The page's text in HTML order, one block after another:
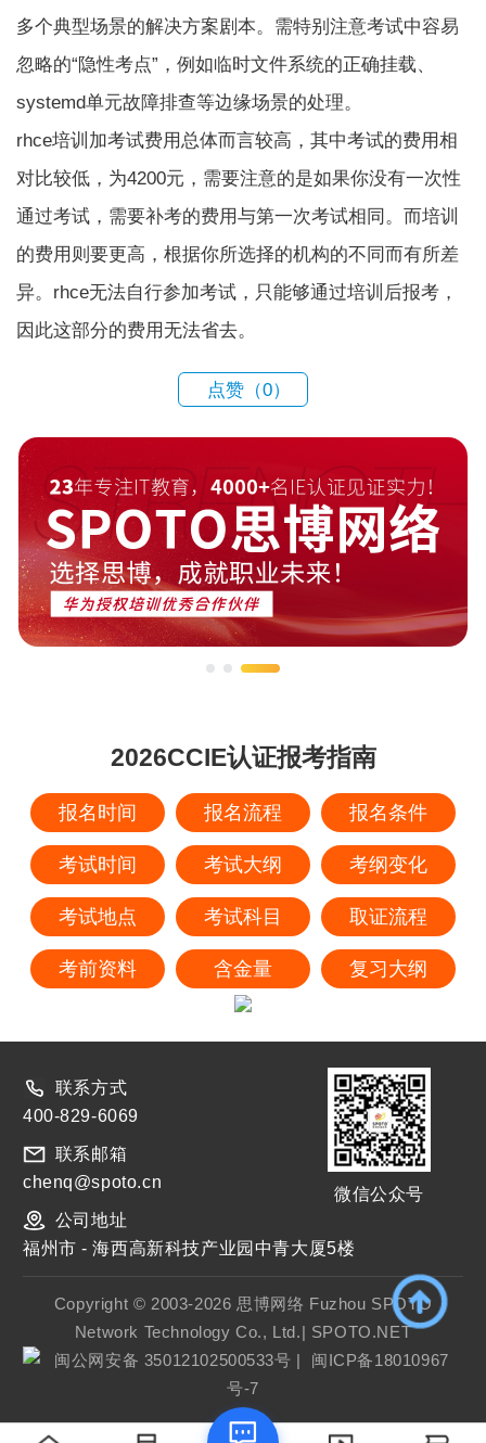
多个典型场景的解决方案剧本。需特别注意考试中容易
忽略的“隐性考点”，例如临时文件系统的正确挂载、
systemd单元故障排查等边缘场景的处理。
rhce培训加考试费用总体而言较高，其中考试的费用相
对比较低，为4200元，需要注意的是如果你没有一次性
通过考试，需要补考的费用与第一次考试相同。而培训
的费用则要更高，根据你所选择的机构的不同而有所差
异。rhce无法自行参加考试，只能够通过培训后报考，
因此这部分的费用无法省去。
点赞（0）
2026CCIE认证报考指南
报名时间 报名流程 报名条件
考试时间 考试大纲 考纲变化
考试地点 考试科目 取证流程
考前资料 含金量 复习大纲
联系方式
400-829-6069
联系邮箱
chenq@spoto.cn
公司地址
微信公众号
福州市 - 海西高新科技产业园中青大厦5楼
Copyright © 2003-2026 思博网络 Fuzhou SPOTO
Network Technology Co., Ltd.| SPOTO.NET
闽公网安备 35012102500533号 | 闽ICP备18010967
号-7